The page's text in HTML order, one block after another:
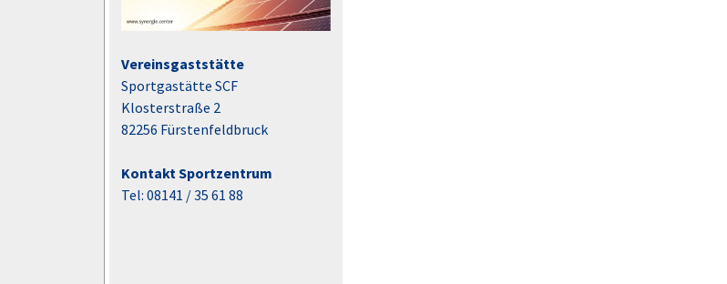
Vereinsgaststätte
Sportgastätte SCF
Klosterstraße 2
82256 Fürstenfeldbruck
Kontakt Sportzentrum
Tel: 08141 / 35 61 88